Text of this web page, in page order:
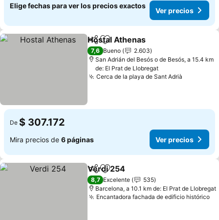
Elige fechas para ver los precios exactos
Ver precios
CompartirAgregar a favoritos
Hostal Athenas
7,6 Bueno
2.603
San Adrián del Besós o de Besós, a 15.4 km
de: El Prat de Llobregat
Cerca de la playa de Sant Adrià
De $ 307.172
Mira precios de 6 páginas Ver precios
CompartirAgregar a favoritos
Verdi 254
8,7 Excelente
535
Barcelona, a 10.1 km de: El Prat de Llobregat
Encantadora fachada de edificio histórico